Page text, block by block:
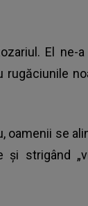
El ne-
rugăciunile
oamenii se
strigând